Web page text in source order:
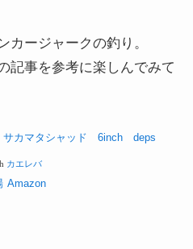
カージャークの釣り。
記事を参考に楽しんでみて
サカマタシャッド 6inch deps
カエレバ
Amazon